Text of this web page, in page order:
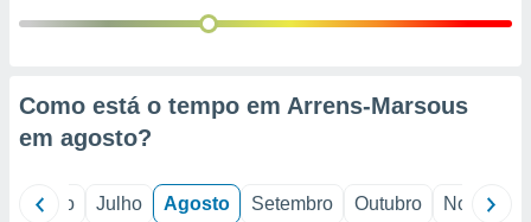
1199
Como está o tempo em Arrens-Marsous
em agosto?
Junho Julho Agosto Setembro Outubro Novembro